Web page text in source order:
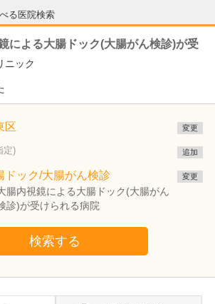
る医院検索
による大腸ドック(大腸がん検診)が受
ニック
区 変更
定) 追加
ドック/大腸がん検診
腸内視鏡による大腸ドック(大腸がん
診)が受けられる病院
変更
検索する